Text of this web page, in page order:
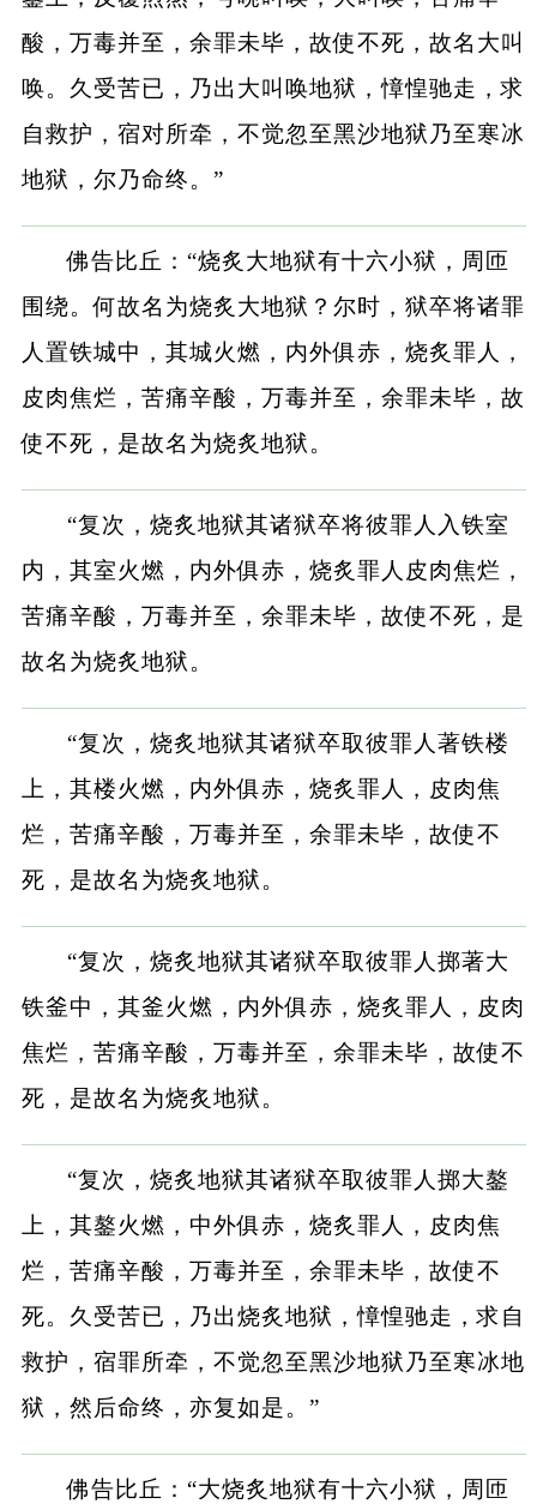
酸，万毒并至，余罪未毕，故使不死，故名大叫
唤。久受苦已，乃出大叫唤地狱，慞惶驰走，求
自救护，宿对所牵，不觉忽至黑沙地狱乃至寒冰
地狱，尔乃命终。”
佛告比丘：“烧炙大地狱有十六小狱，周匝
围绕。何故名为烧炙大地狱？尔时，狱卒将诸罪
人置铁城中，其城火燃，内外俱赤，烧炙罪人，
皮肉焦烂，苦痛辛酸，万毒并至，余罪未毕，故
使不死，是故名为烧炙地狱。
“复次，烧炙地狱其诸狱卒将彼罪人入铁室
内，其室火燃，内外俱赤，烧炙罪人皮肉焦烂，
苦痛辛酸，万毒并至，余罪未毕，故使不死，是
故名为烧炙地狱。
“复次，烧炙地狱其诸狱卒取彼罪人著铁楼
上，其楼火燃，内外俱赤，烧炙罪人，皮肉焦
烂，苦痛辛酸，万毒并至，余罪未毕，故使不
死，是故名为烧炙地狱。
“复次，烧炙地狱其诸狱卒取彼罪人掷著大
铁釜中，其釜火燃，内外俱赤，烧炙罪人，皮肉
焦烂，苦痛辛酸，万毒并至，余罪未毕，故使不
死，是故名为烧炙地狱。
“复次，烧炙地狱其诸狱卒取彼罪人掷大鏊
上，其鏊火燃，中外俱赤，烧炙罪人，皮肉焦
烂，苦痛辛酸，万毒并至，余罪未毕，故使不
死。久受苦已，乃出烧炙地狱，慞惶驰走，求自
救护，宿罪所牵，不觉忽至黑沙地狱乃至寒冰地
狱，然后命终，亦复如是。”
佛告比丘：“大烧炙地狱有十六小狱，周匝